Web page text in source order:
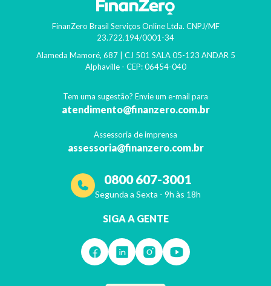
FinanZero Brasil Serviços Online Ltda. CNPJ/MF
23.722.194/0001-34
Alameda Mamoré, 687 | CJ 501 SALA 05-123 ANDAR 5
Alphaville- CEP: 06454-040
Tem uma sugestão? Envie um e-mail para
atendimento@finanzero.com.br
Assessoria de imprensa
assessoria@finanzero.com.br
0800 607-3001
Segunda a Sexta - 9h às 18h
SIGA A GENTE